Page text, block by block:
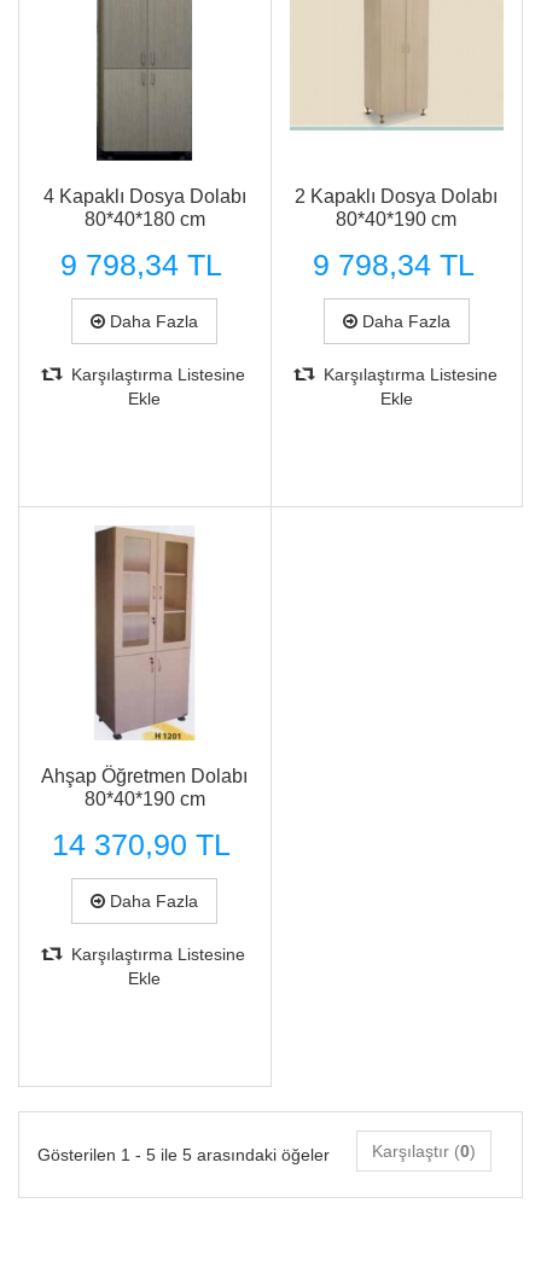
4 Kapaklı Dosya Dolabı
80*40*180 cm
9 798,34 TL
Daha Fazla
Karşılaştırma Listesine
Ekle
2 Kapaklı Dosya Dolabı
80*40*190 cm
9 798,34 TL
Daha Fazla
Karşılaştırma Listesine
Ekle
Ahşap Öğretmen Dolabı
80*40*190 cm
14 370,90 TL
Daha Fazla
Karşılaştırma Listesine
Ekle
Karşılaştır (0)
Gösterilen 1 - 5 ile 5 arasındaki öğeler